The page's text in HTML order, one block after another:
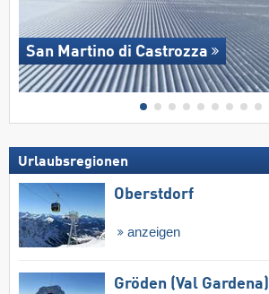
San Martino di Castrozza
Urlaubsregionen
Oberstdorf
anzeigen
Gröden (Val Gardena)